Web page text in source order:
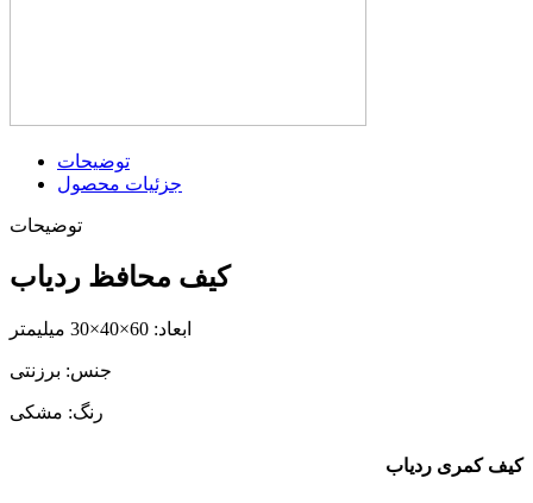
توضیحات
جزئیات محصول
توضیحات
کیف محافظ ردیاب
ابعاد: 60×40×30 میلیمتر
جنس: برزنتی
رنگ: مشکی
کیف کمری ردیاب